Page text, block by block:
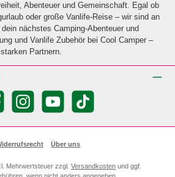
Abenteuer und Gemeinschaft. Egal ob
oder große Vanlife-Reise – wir sind an
nächstes Camping-Abenteuer und
und Vanlife Zubehör bei Cool Camper –
Partnern.
Instagram YouTube TikTok
Über uns
Mehrwertsteuer zzgl. Versandkosten und ggf.